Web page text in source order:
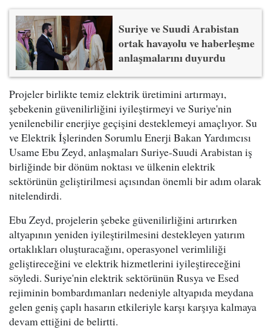
Suriye ve Suudi Arabistan
ortak havayolu ve haberleşme
anlaşmalarını duyurdu
Projeler birlikte temiz elektrik üretimini artırmayı,
şebekenin güvenilirliğini iyileştirmeyi ve Suriye'nin
yenilenebilir enerjiye geçişini desteklemeyi amaçlıyor. Su
ve Elektrik İşlerinden Sorumlu Enerji Bakan Yardımcısı
Usame Ebu Zeyd, anlaşmaları Suriye-Suudi Arabistan iş
birliğinde bir dönüm noktası ve ülkenin elektrik
sektörünün geliştirilmesi açısından önemli bir adım olarak
nitelendirdi.
Ebu Zeyd, projelerin şebeke güvenilirliğini artırırken
altyapının yeniden iyileştirilmesini destekleyen yatırım
ortaklıkları oluşturacağını, operasyonel verimliliği
geliştireceğini ve elektrik hizmetlerini iyileştireceğini
söyledi. Suriye'nin elektrik sektörünün Rusya ve Esed
rejiminin bombardımanları nedeniyle altyapıda meydana
gelen geniş çaplı hasarın etkileriyle karşı karşıya kalmaya
devam ettiğini de belirtti.